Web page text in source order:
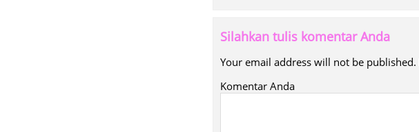
Silahkan tulis komentar Anda
Your email address will not be published.
Komentar Anda